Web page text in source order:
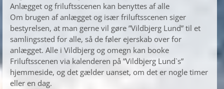
Anlægget og friluftsscenen kan benyttes af alle
Om brugen af anlægget og især friluftsscenen siger
bestyrelsen, at man gerne vil gøre ”Vildbjerg Lund” til et
samlingssted for alle, så de føler ejerskab over for
anlægget. Alle i Vildbjerg og omegn kan booke
Friluftsscenen via kalenderen på ”Vildbjerg Lund`s”
hjemmeside, og det gælder uanset, om det er nogle timer
eller en dag.